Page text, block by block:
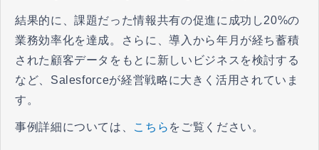
結果的に、課題だった情報共有の促進に成功し20%の
業務効率化を達成。さらに、導入から年月が経ち蓄積
された顧客データをもとに新しいビジネスを検討する
など、Salesforceが経営戦略に大きく活用されていま
す。
事例詳細については、 こちら をご覧ください。